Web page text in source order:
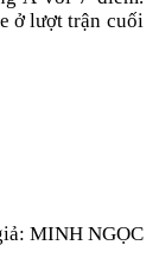
ở lượt trận cuối
MINH NGỌC